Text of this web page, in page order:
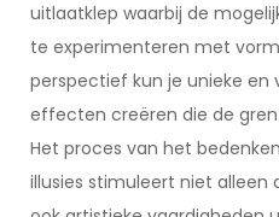
uitlaatklep waarbij de
te experimenteren met
perspectief kun je unieke en
effecten creëren die de
Het proces van het
illusies stimuleert niet alleen